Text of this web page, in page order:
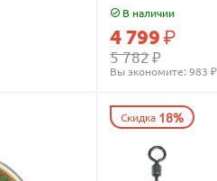
В наличии
5 782₽
4 799₽
Вы экономите: 983 ₽
Скидка 18%